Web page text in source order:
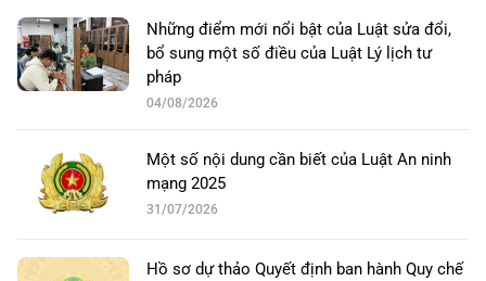
Những điểm mới nổi bật của Luật sửa đổi,
bổ sung một số điều của Luật Lý lịch tư
pháp
04/08/2026
Một số nội dung cần biết của Luật An ninh
mạng 2025
31/07/2026
Hồ sơ dự thảo Quyết định ban hành Quy chế